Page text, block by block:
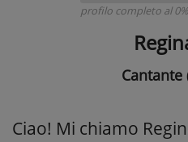
profilo completo al 0%
Cantante
Ciao! Mi chiamo